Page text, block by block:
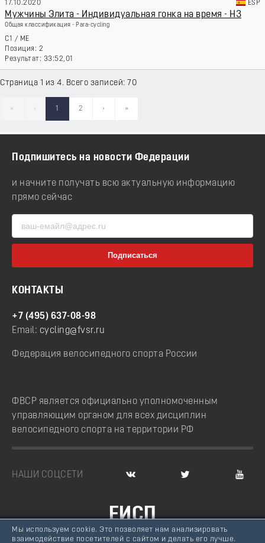
17.10.2020 ESP
Мужчины Элита - Индивидуальная гонка на время - H3
Общая классификация - Para-cycling
C1 / ME
2
33:52,01
Страница 1 из 4. Всего записей: 70
« ‹ 1 2 › »
Подпишитесь на новости Федерации
и начните получать всю актуальную информацию
прямо сейчас
КОНТАКТЫ
+7 (495) 637-08-98
Email: cycling@fvsr.ru
Федерация велосипедного спорта России
ФВСР является официально уполномоченным
управляющим органом для всех дисциплин
велосипедного спорта на территории РФ
НАШИ СОЦСЕТИ
ЕИСП
ВЕЛОСПОРТ РОССИИ
Мы используем cookie. Это позволяет нам анализировать
взаимодействие посетителей с сайтом и делать его лучше.